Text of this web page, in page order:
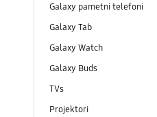
Galaxy pametni telefoni
Galaxy Tab
Galaxy Watch
Galaxy Buds
TVs
Projektori